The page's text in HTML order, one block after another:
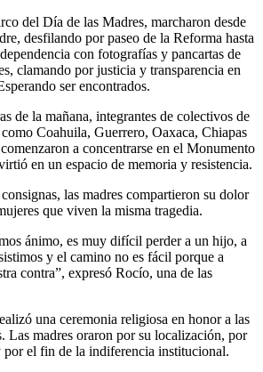
del Día de las Madres, marcharon desde
desfilando por paseo de la Reforma hasta
con fotografías y pancartas de
clamando por justicia y transparencia en
ser encontrados.
de la mañana, integrantes de colectivos de
Coahuila, Guerrero, Oaxaca, Chiapas
a concentrarse en el Monumento
en un espacio de memoria y resistencia.
las madres compartieron su dolor
que viven la misma tragedia.
ánimo, es muy difícil perder a un hijo, a
y el camino no es fácil porque a
contra”, expresó Rocío, una de las
una ceremonia religiosa en honor a las
Las madres oraron por su localización, por
por el fin de la indiferencia institucional.